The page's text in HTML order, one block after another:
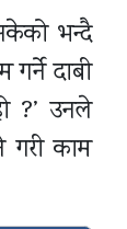
भन्दै
दाबी
?’ उनले
गरी काम